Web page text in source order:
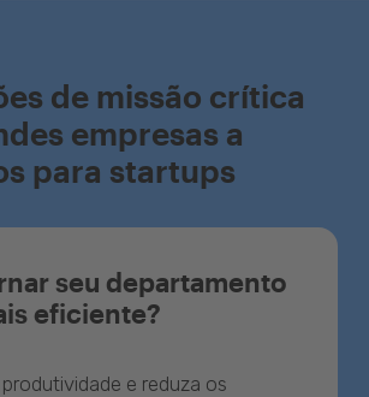
de missão crítica
empresas a
para startups
seu departamento
eficiente?
e reduza os